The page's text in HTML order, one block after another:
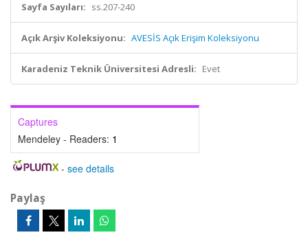
Sayfa Sayıları: ss.207-240
Açık Arşiv Koleksiyonu: AVESİS Açık Erişim Koleksiyonu
Karadeniz Teknik Üniversitesi Adresli: Evet
Captures
Mendeley - Readers: 1
- see details
Paylaş